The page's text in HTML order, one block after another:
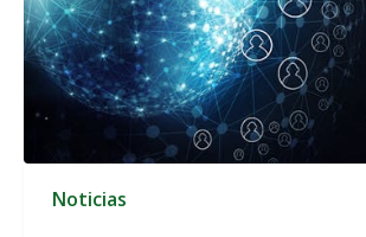
Noticias